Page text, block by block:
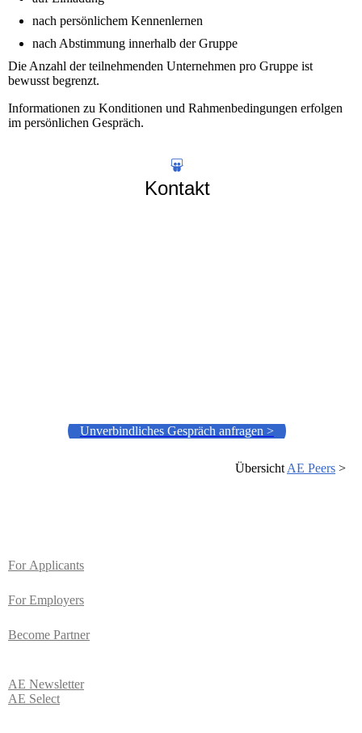
nach persönlichem Kennenlernen
nach Abstimmung innerhalb der Gruppe
Die Anzahl der teilnehmenden Unternehmen pro Gruppe ist
bewusst begrenzt.
Informationen zu Konditionen und Rahmenbedingungen erfolgen
im persönlichen Gespräch.
Kontakt
Unverbindliches Gespräch anfragen >
Übersicht AE Peers >
For Applicants
For Employers
Become Partner
AE Newsletter
AE Select